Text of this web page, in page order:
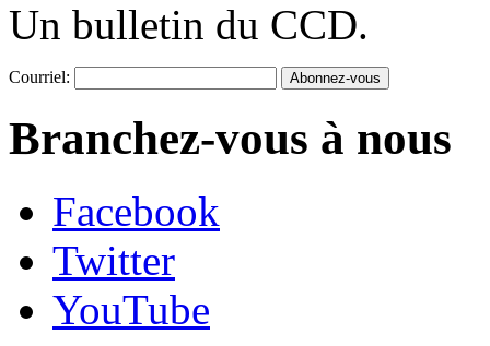
Un bulletin du CCD.
Courriel:
Branchez-vous à nous
Facebook
Twitter
YouTube